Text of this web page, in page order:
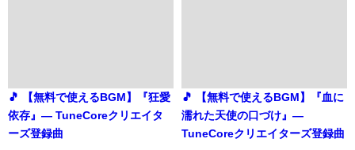
🎵 【無料で使えるBGM】『狂愛
依存』― TuneCoreクリエイタ
ーズ登録曲
🎵 【無料で使えるBGM】『血に
濡れた天使の口づけ』―
TuneCoreクリエイターズ登録曲